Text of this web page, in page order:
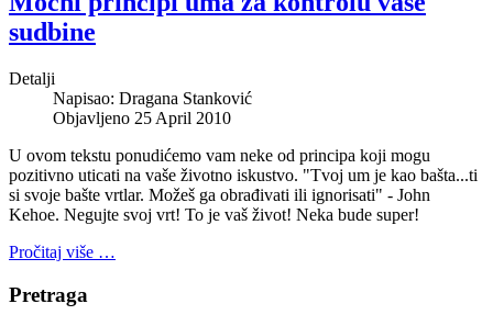
sudbine
Detalji
Napisao: Dragana Stanković
Objavljeno 25 April 2010
U ovom tekstu ponudićemo vam neke od principa koji mogu
pozitivno uticati na vaše životno iskustvo. "Tvoj um je kao bašta...ti
si svoje bašte vrtlar. Možeš ga obrađivati ili ignorisati" - John
Kehoe. Negujte svoj vrt! To je vaš život! Neka bude super!
Pročitaj više …
Pretraga